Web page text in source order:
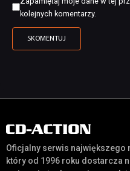
kolejnych komentarzy.
Oficjalny serwis największego
który od 1996 roku dostarcza